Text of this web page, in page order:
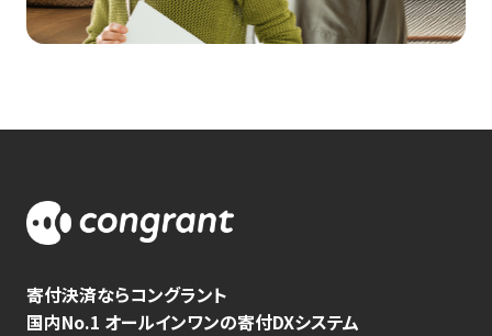
寄付決済ならコングラント
国内No.1 オールインワンの寄付DXシステム